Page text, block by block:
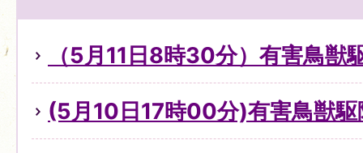
（5月11日8時30分）有害鳥獣
(5月10日17時00分)有害鳥獣